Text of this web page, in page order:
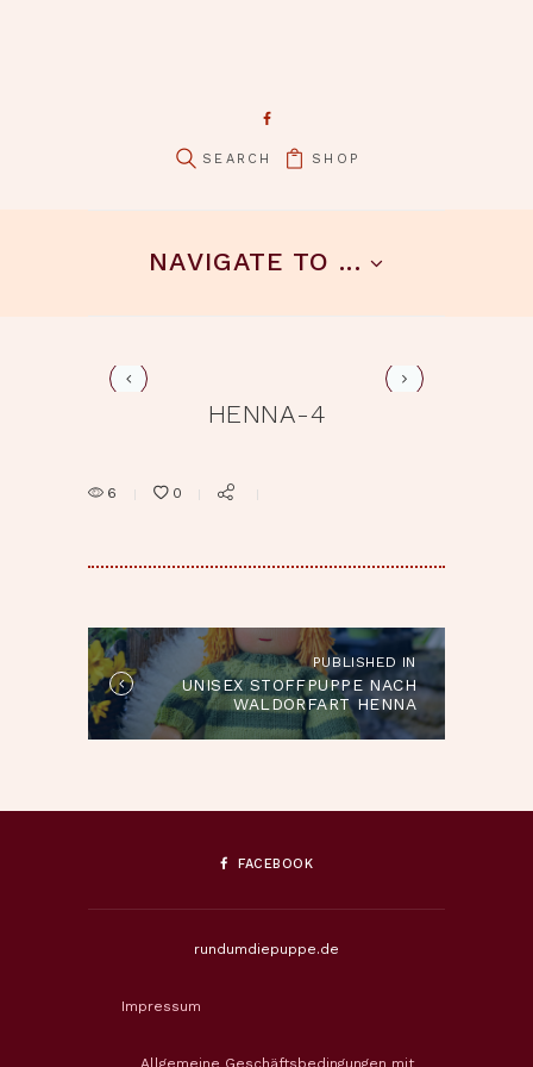
SHOP
NAVIGATE TO ...
henna-5
HENNA-4
6 0
PUBLISHED IN
Published
in
the
post:
UNISEX STOFFPUPPE NACH
WALDORFART HENNA
FACEBOOK
rundumdiepuppe.de
Impressum
Allgemeine Geschäftsbedingungen mit